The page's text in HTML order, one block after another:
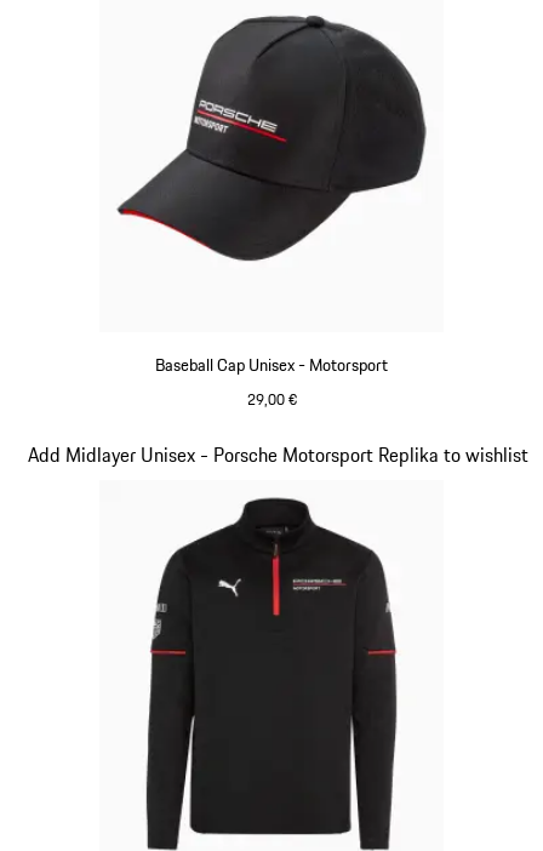
Baseball Cap Unisex - Motorsport
29,00 €
Add Midlayer Unisex - Porsche Motorsport Replika to wishlist
Slide 4 von 20